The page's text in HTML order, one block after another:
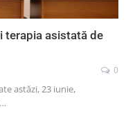
terapia asistată de
0
astăzi, 23 iunie,